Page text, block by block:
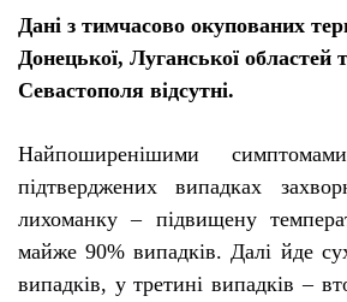
Дані з тимчасово окупованих
Донецької, Луганської областей
Севастополя відсутні.
Найпоширенішими
підтверджених випадках
лихоманку – підвищену
майже 90% випадків. Далі йде
випадків, у третині випадків –